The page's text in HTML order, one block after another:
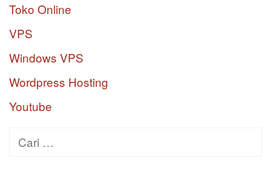
Toko Online
VPS
Windows VPS
Wordpress Hosting
Youtube
Cari